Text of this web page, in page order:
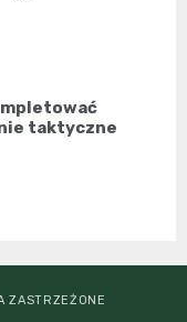
taktyczne
ZASTRZEŻONE